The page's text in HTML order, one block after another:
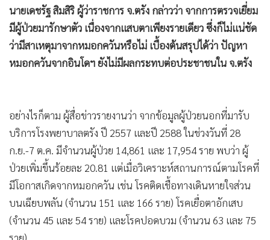
นายเดชรัฐ สิมสิริ ผู้ว่าราชการ จ.ตรัง กล่าวว่า จากการตรวจเยี่ยม
มีผู้ป่วยมารักษาตัว เนื่องจากแสบตาเพียงรายเดียว ซึ่งก็ไม่แน่ชัด
ว่ามีสาเหตุมาจากหมอกควันหรือไม่ เบื้องต้นสรุปได้ว่า ปัญหา
หมอกควันจากอินโดฯ ยังไม่มีผลกระทบต่อประชาชนใน จ.ตรัง
อย่างไรก็ตาม ผู้สื่อข่าวรายงานว่า จากข้อมูลผู้ป่วยนอกที่มารับ
บริการโรงพยาบาลตรัง ปี 2557 และปี 2588 ในช่วงวันที่ 28
ก.ย.-7 ต.ค. มีจำนวนผู้ป่วย 14,861 และ 17,954 ราย พบว่า ผู้
ป่วยเพิ่มขึ้นร้อยละ 20.81 แต่เมื่อวิเคราะห์สถานการณ์ตามโรคที่
มีโอกาสเกิดจากหมอกควัน เช่น โรคติดเชื้อทางเดินหายใจส่วน
บนเฉียบพลัน (จำนวน 151 และ 166 ราย) โรคเยื่อตาอักเสบ
(จำนวน 45 และ 54 ราย) และโรคปอดบวม (จำนวน 63 และ 75